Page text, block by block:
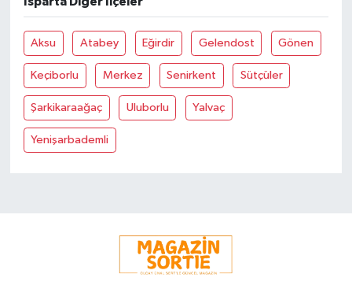
Aksu Atabey Eğirdir Gelendost Gönen
Keçiborlu Merkez Senirkent Sütçüler
Şarkikaraağaç Uluborlu Yalvaç
Yenişarbademli